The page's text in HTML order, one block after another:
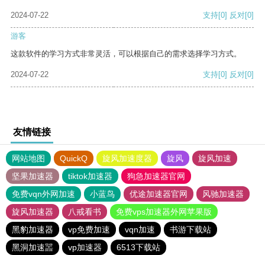
2024-07-22 支持[0] 反对[0]
游客
这款软件的学习方式非常灵活，可以根据自己的需求选择学习方式。
2024-07-22 支持[0] 反对[0]
友情链接
网站地图 QuickQ 旋风加速度器 旋风
旋风加速
坚果加速器
tiktok加速器
狗急加速器官网
免费vqn外网加速
小蓝鸟 优途加速器官网
风驰加速器
旋风加速器
八戒看书
免费vps加速器外网苹果版
黑豹加速器
vp免费加速 vqn加速
书游下载站
黑洞加速噐
vp加速器 6513下载站